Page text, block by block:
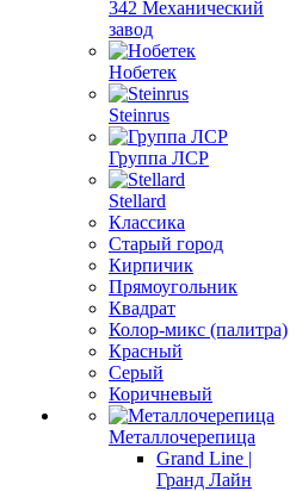
342 Механический
завод
Нобетек
Steinrus
Группа ЛСР
Stellard
Классика
Старый город
Кирпичик
Прямоугольник
Квадрат
Колор-микс (палитра)
Красный
Серый
Коричневый
Металлочерепица
Grand Line |
Гранд Лайн